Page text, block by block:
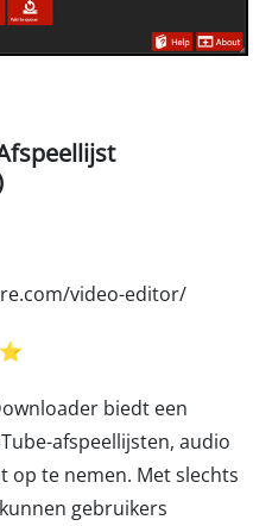
video-editor/
biedt een
afspeellijsten, audio
op te nemen. Met slechts
gebruikers